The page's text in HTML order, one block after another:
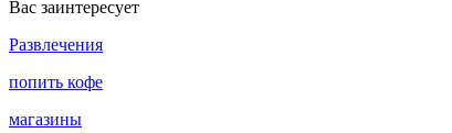
Вас заинтересует
Развлечения
попить кофе
магазины